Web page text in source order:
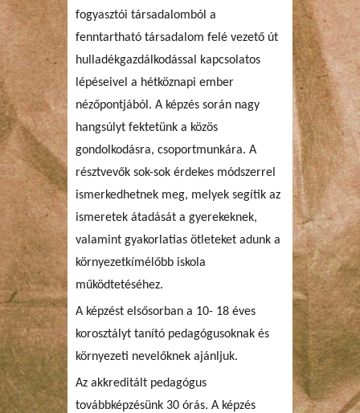
fogyasztói társadalomból a
fenntartható társadalom felé vezető út
hulladékgazdálkodással kapcsolatos
lépéseivel a hétköznapi ember
nézőpontjából. A képzés során nagy
hangsúlyt fektetünk a közös
gondolkodásra, csoportmunkára. A
résztvevők sok-sok érdekes módszerrel
ismerkedhetnek meg, melyek segítik az
ismeretek átadását a gyerekeknek,
valamint gyakorlatias ötleteket adunk a
környezetkímélőbb iskola
működtetéséhez.
A képzést elsősorban a 10- 18 éves
korosztályt tanító pedagógusoknak és
környezeti nevelőknek ajánljuk.
Az akkreditált pedagógus
továbbképzésünk 30 órás. A képzés